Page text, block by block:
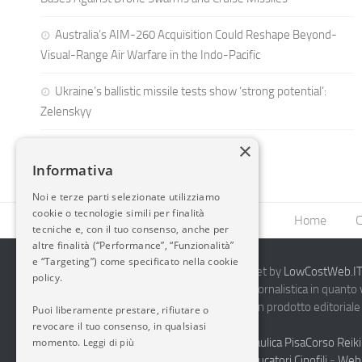
Australia’s AIM-260 Acquisition Could Reshape Beyond-
Visual-Range Air Warfare in the Indo-Pacific
Ukraine’s ballistic missile tests show ‘strong potential’:
Zelenskyy
Home
2014-2026 AvioBlog - Creazione Siti Internet by
Questo blog non rappresenta una testata giornalistica in
periodicità. Non può pertanto considerarsi un prodotto
7.03.2001.Disclaimer Completo
Vendita Abbigliamento Sicurezza
Termoidraulica PisaCorso
×
Informativa
Noi e terze parti selezionate utilizziamo
cookie o tecnologie simili per finalità
tecniche e, con il tuo consenso, anche per
altre finalità (“Performance”, “Funzionalità”
e “Targeting”) come specificato nella cookie
policy.
Puoi liberamente prestare, rifiutare o
revocare il tuo consenso, in qualsiasi
momento. Leggi di più